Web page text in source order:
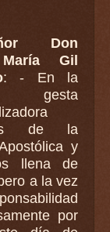
Don
Gil
: - En la
gesta
de la
y
llena de
a la vez
por